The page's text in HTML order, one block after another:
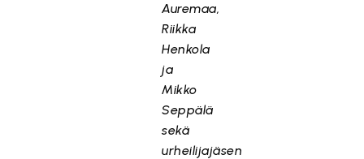
Auremaa,
Riikka
Henkola
ja
Mikko
Seppälä
sekä
urheilijajäsen